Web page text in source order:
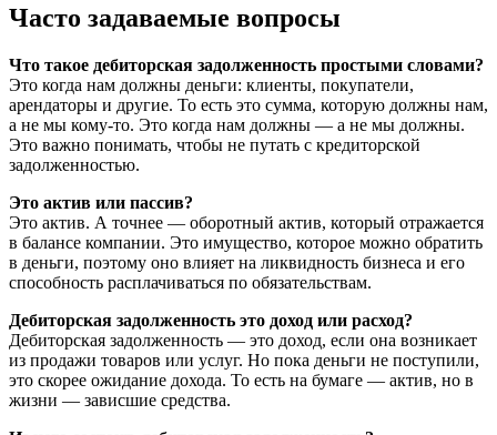
Часто задаваемые вопросы
Что такое дебиторская задолженность простыми словами?
Это когда нам должны деньги: клиенты, покупатели,
арендаторы и другие. То есть это сумма, которую должны нам,
а не мы кому-то. Это когда нам должны — а не мы должны.
Это важно понимать, чтобы не путать с кредиторской
задолженностью.
Это актив или пассив?
Это актив. А точнее — оборотный актив, который отражается
в балансе компании. Это имущество, которое можно обратить
в деньги, поэтому оно влияет на ликвидность бизнеса и его
способность расплачиваться по обязательствам.
Дебиторская задолженность это доход или расход?
Дебиторская задолженность — это доход, если она возникает
из продажи товаров или услуг. Но пока деньги не поступили,
это скорее ожидание дохода. То есть на бумаге — актив, но в
жизни — зависшие средства.